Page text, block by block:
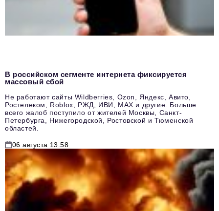
В российском сегменте интернета фиксируется
массовый сбой
Не работают сайты Wildberries, Ozon, Яндекс, Авито,
Ростелеком, Roblox, РЖД, ИВИ, MAX и другие. Больше
всего жалоб поступило от жителей Москвы, Санкт-
Петербурга, Нижегородской, Ростовской и Тюменской
областей.
06 августа 13:58